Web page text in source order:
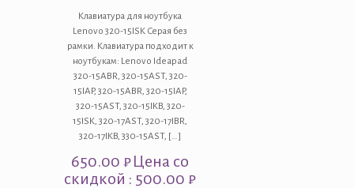
Клавиатура для ноутбука
Lenovo 320-15ISK Серая без
рамки. Клавиатура подходит к
ноутбукам: Lenovo Ideapad
320-15ABR, 320-15AST, 320-
15IAP, 320-15ABR, 320-15IAP,
320-15AST, 320-15IKB, 320-
15ISK, 320-17AST, 320-17IBR,
320-17IKB, 330-15AST, […]
650.00₽Цена со
скидкой : 500.00 ₽